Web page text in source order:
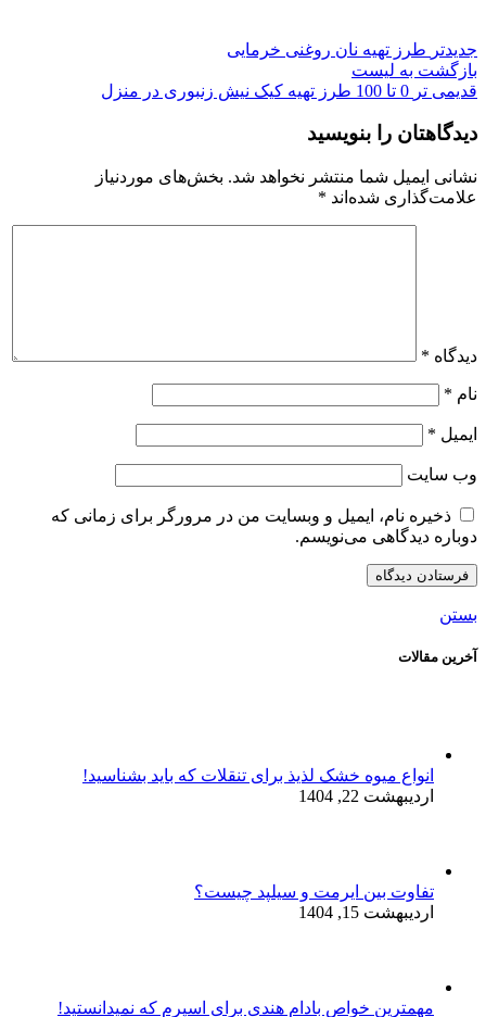
جدیدتر طرز تهیه نان روغنی خرمایی
بازگشت به لیست
قدیمی تر 0 تا 100 طرز تهیه کیک نیش زنبوری در منزل
دیدگاهتان را بنویسید
نشانی ایمیل شما منتشر نخواهد شد. بخش‌های موردنیاز
علامت‌گذاری شده‌اند *
دیدگاه *
نام *
ایمیل *
وب‌ سایت
ذخیره نام، ایمیل و وبسایت من در مرورگر برای زمانی که
دوباره دیدگاهی می‌نویسم.
بستن
آخرین مقالات
انواع میوه خشک لذیذ برای تنقلات که باید بشناسید!
اردیبهشت 22, 1404
تفاوت بین ایرمت و سیلپد چیست؟
اردیبهشت 15, 1404
مهمترین خواص بادام هندی برای اسپرم که نمیدانستید!